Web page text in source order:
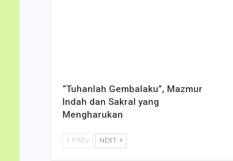
“Tuhanlah Gembalaku”, Mazmur
Indah dan Sakral yang
Mengharukan
PREV NEXT